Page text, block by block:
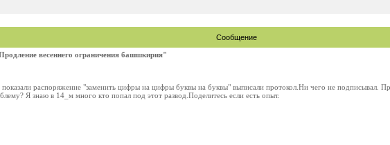
Сообщение
весеннего ограничения башшкирия"
распоряжение "заменить цифры на цифры буквы на буквы" выписали протокол.Ни чего не подписывал.
Я знаю в 14_м много кто попал под этот развод.Поделитесь если есть опыт.